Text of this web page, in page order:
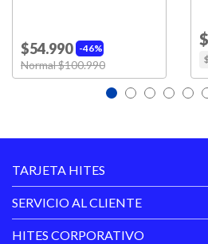
46%
$54.990
Price reduced from
Normal $100.990
TARJETA HITES
SERVICIO AL CLIENTE
HITES CORPORATIVO